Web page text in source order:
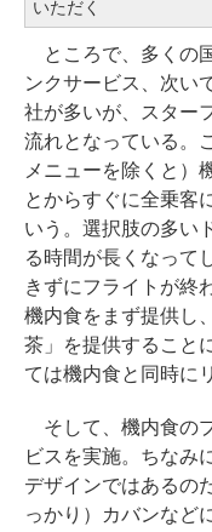
いただく
ところで、多くの
ンクサービス、次い
社が多いが、スター
流れとなっている。
メニューを除くと）
とからすぐに全乗客
いう。選択肢の多い
る時間が長くなって
きずにフライトが終
機内食をまず提供し
茶」を提供すること
ては機内食と同時に
そして、機内食の
ビスを実施。ちなみ
デザインではあるの
っかり）カバンなど